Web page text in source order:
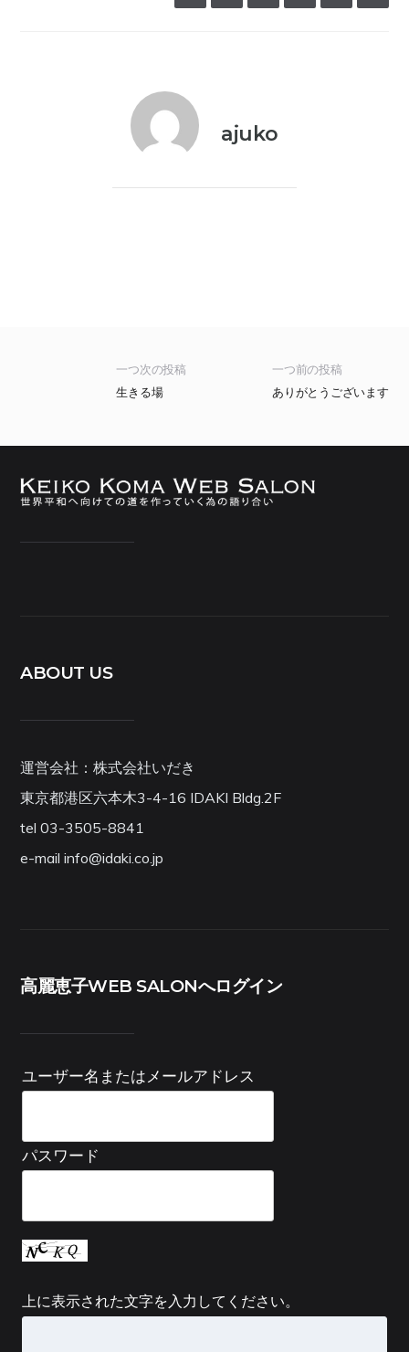
ajuko
一つ前の投稿
ありがとうございます
一つ次の投稿
生きる場
ABOUT US
運営会社：株式会社いだき
東京都港区六本木3-4-16 IDAKI Bldg.2F
tel 03-3505-8841
e-mail info@idaki.co.jp
高麗恵子WEB SALONへログイン
ユーザー名またはメールアドレス
パスワード
上に表示された文字を入力してください。